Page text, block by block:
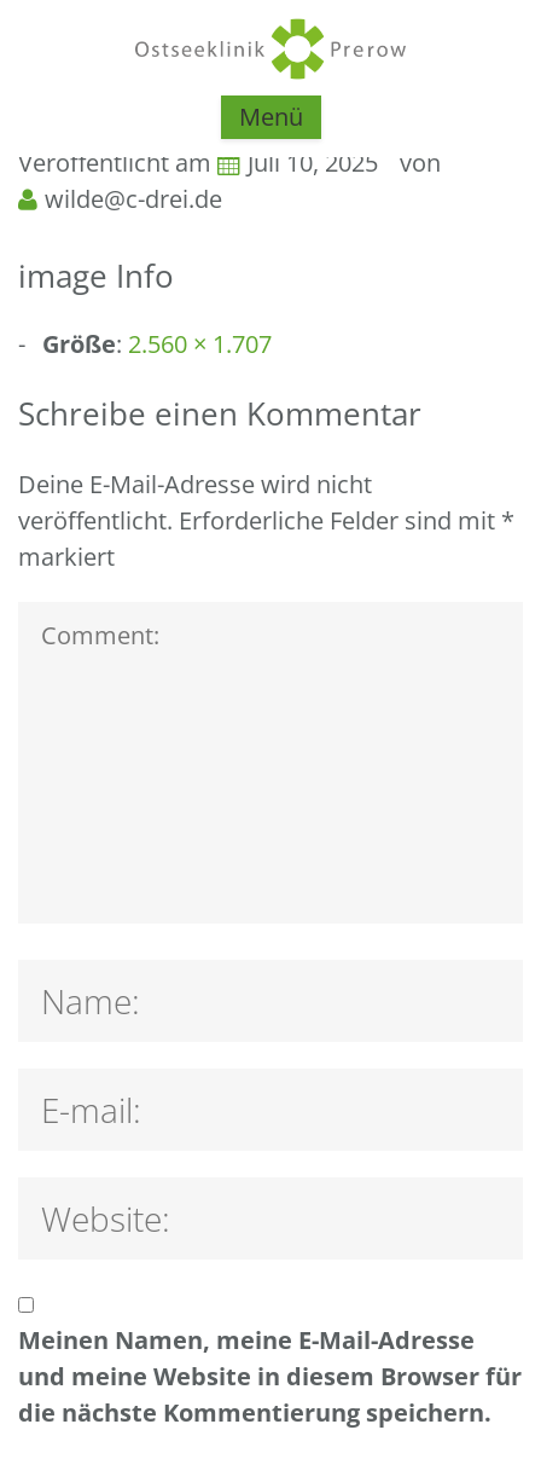
Menü
Veröffentlicht am
Juli 10, 2025
von
wilde@c-drei.de
image Info
Größe: 2.560 × 1.707
Schreibe einen Kommentar
Deine E-Mail-Adresse wird nicht
veröffentlicht. Erforderliche Felder sind mit *
markiert
Meinen Namen, meine E-Mail-Adresse
und meine Website in diesem Browser für
die nächste Kommentierung speichern.